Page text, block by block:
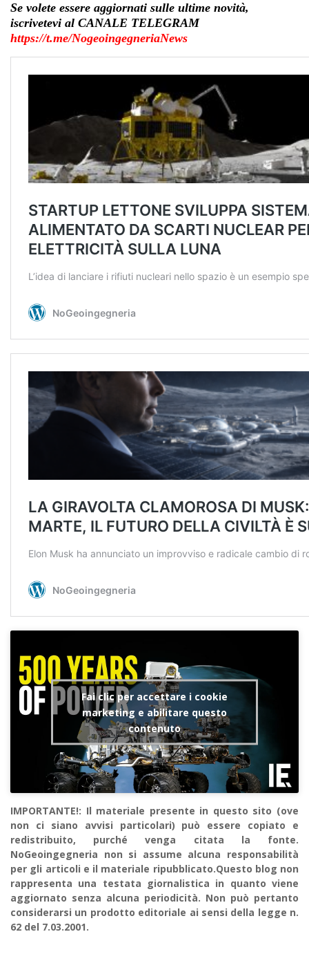
Se volete essere aggiornati sulle ultime novità,
iscrivetevi al CANALE TELEGRAM
https://t.me/NogeoingegneriaNews
Fai clic per accettare i cookie
marketing e abilitare questo
contenuto
IMPORTANTE!: Il materiale presente in questo sito (ove
non ci siano avvisi particolari) può essere copiato e
redistribuito, purché venga citata la fonte.
NoGeoingegneria non si assume alcuna responsabilità
per gli articoli e il materiale ripubblicato.Questo blog non
rappresenta una testata giornalistica in quanto viene
aggiornato senza alcuna periodicità. Non può pertanto
considerarsi un prodotto editoriale ai sensi della legge n.
62 del 7.03.2001.